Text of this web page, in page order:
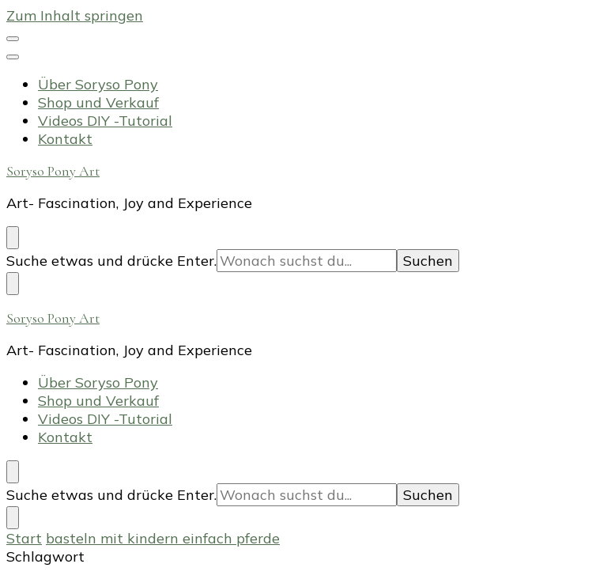
Zum Inhalt springen
Über Soryso Pony
Shop und Verkauf
Videos DIY -Tutorial
Kontakt
Soryso Pony Art
Art- Fascination, Joy and Experience
Suchst
du
nach
etwas?
Suche etwas und drücke Enter.
Soryso Pony Art
Art- Fascination, Joy and Experience
Über Soryso Pony
Shop und Verkauf
Videos DIY -Tutorial
Kontakt
Suchst
du
nach
etwas?
Suche etwas und drücke Enter.
Start basteln mit kindern einfach pferde
Schlagwort